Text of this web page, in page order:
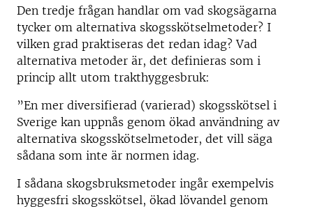
Den tredje frågan handlar om vad skogsägarna
tycker om alternativa skogsskötselmetoder? I
vilken grad praktiseras det redan idag? Vad
alternativa metoder är, det definieras som i
princip allt utom trakthyggesbruk:
”En mer diversifierad (varierad) skogsskötsel i
Sverige kan uppnås genom ökad användning av
alternativa skogsskötselmetoder, det vill säga
sådana som inte är normen idag.
I sådana skogsbruksmetoder ingår exempelvis
hyggesfri skogsskötsel, ökad lövandel genom